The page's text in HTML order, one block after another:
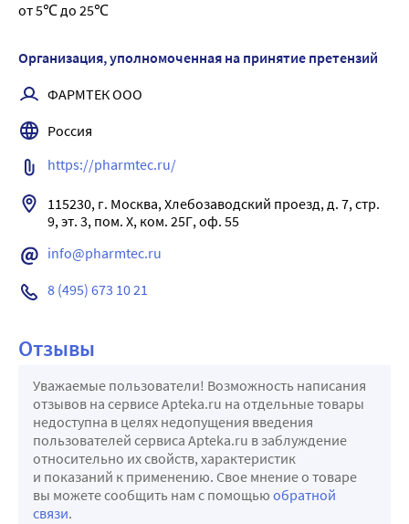
от 5℃ до 25℃
Организация, уполномоченная на принятие претензий
ФАРМТЕК ООО
Россия
https://pharmtec.ru/
115230, г. Москва, Хлебозаводский проезд, д. 7, стр.
info@pharmtec.ru
8 (495) 673 10 21
Отзывы
Уважаемые пользователи! Возможность написания
отзывов на сервисе Apteka.ru на отдельные товары
недоступна в целях недопущения введения
пользователей сервиса Apteka.ru в заблуждение
относительно их свойств, характеристик
и показаний к применению. Свое мнение о товаре
вы можете сообщить нам с помощью обратной
связи.